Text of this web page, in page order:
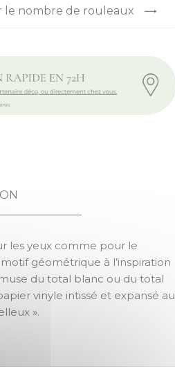
le nombre de rouleaux
les yeux comme pour le
géométrique à l’inspiration
du total blanc ou du total
vinyle intissé et expansé au
».